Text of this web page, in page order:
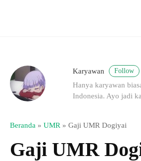
Karyawan Follow
Hanya karyawan
Indonesia. Ayo jadi
Beranda » UMR » Gaji UMR Dogiyai
Gaji UMR